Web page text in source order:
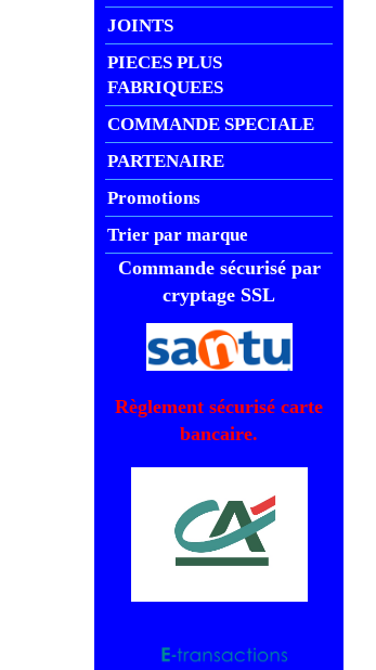
JOINTS
PIECES PLUS
FABRIQUEES
COMMANDE SPECIALE
PARTENAIRE
Promotions
Trier par marque
Commande sécurisé par
cryptage SSL
Règlement sécurisé carte
bancaire.